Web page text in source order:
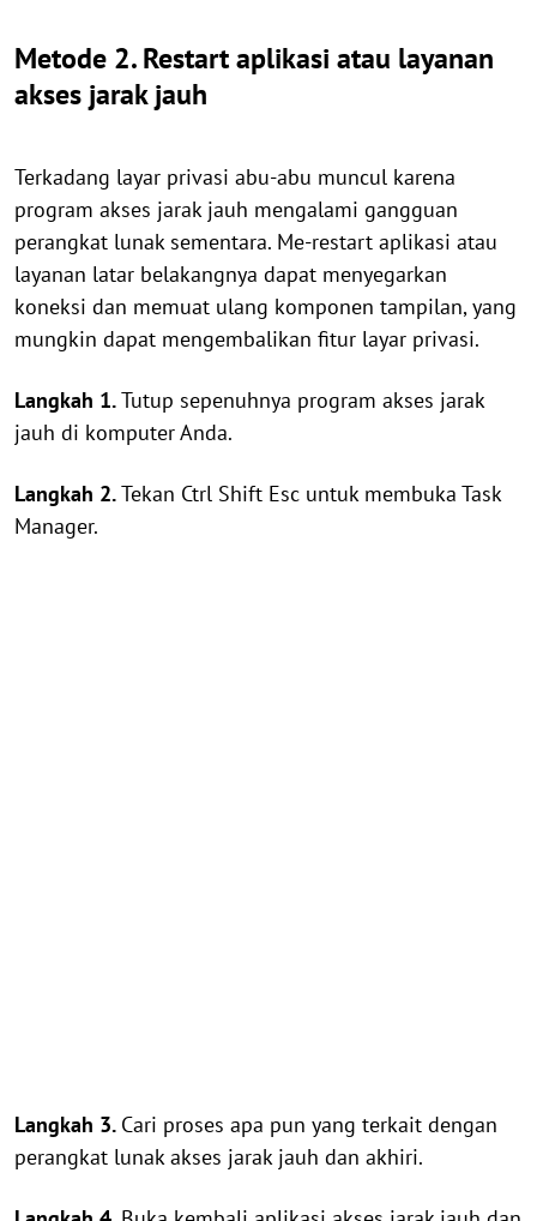
Metode 2. Restart aplikasi atau layanan
akses jarak jauh
Terkadang layar privasi abu-abu muncul karena
program akses jarak jauh mengalami gangguan
perangkat lunak sementara. Me-restart aplikasi atau
layanan latar belakangnya dapat menyegarkan
koneksi dan memuat ulang komponen tampilan, yang
mungkin dapat mengembalikan fitur layar privasi.
Langkah 1.Tutup sepenuhnya program akses jarak
jauh di komputer Anda.
Langkah 2.Tekan Ctrl Shift Esc untuk membuka Task
Manager.
Langkah 3. Cari proses apa pun yang terkait dengan
perangkat lunak akses jarak jauh dan akhiri.